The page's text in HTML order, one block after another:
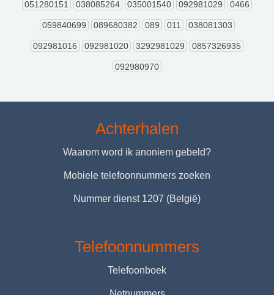
051280151 038085264 035001540 092981029 0466
059840699 089680382 089 011 038081303
092981016 092981020 3292981029 0857326935
092980970
Achterhalen
Waarom word ik anoniem gebeld?
Mobiele telefoonnummers zoeken
Nummer dienst 1207 (België)
Telefoonnummers
Telefoonboek